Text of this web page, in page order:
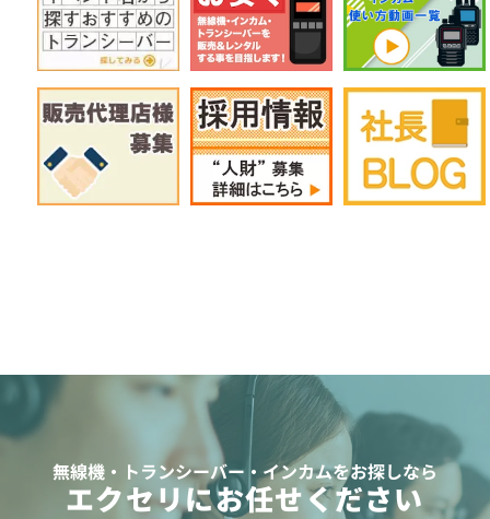
無線機・トランシーバー・インカムをお探しなら
エクセリにお任せください